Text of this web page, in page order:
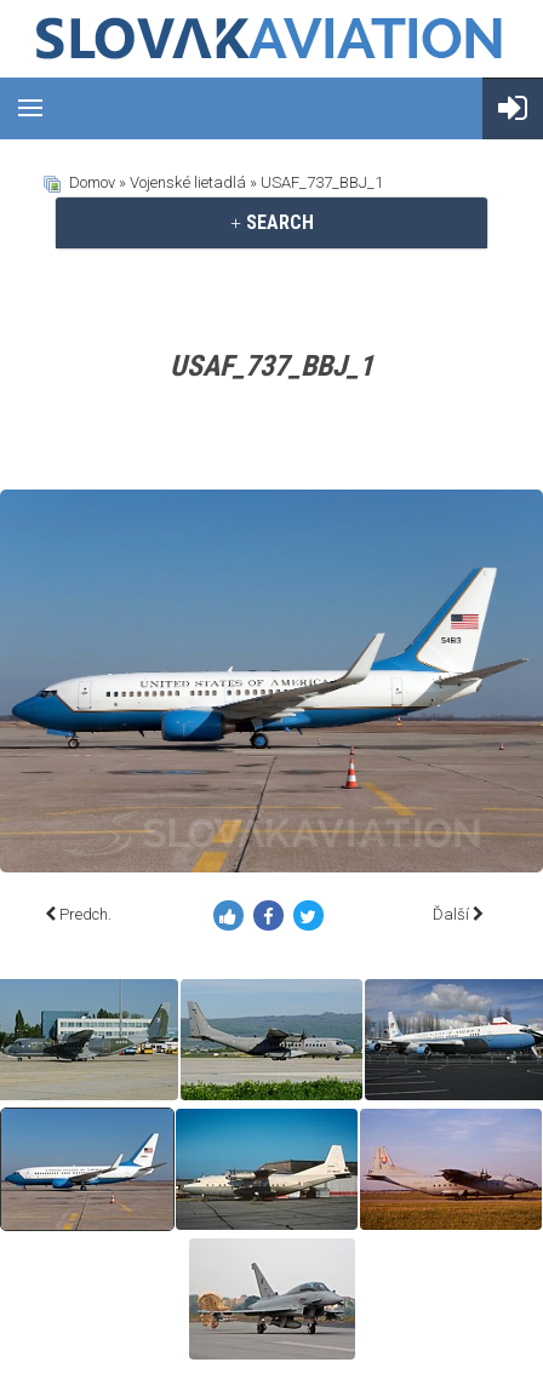
Domov » Vojenské lietadlá » USAF_737_BBJ_1
SEARCH
USAF_737_BBJ_1
Predch. Ďalší